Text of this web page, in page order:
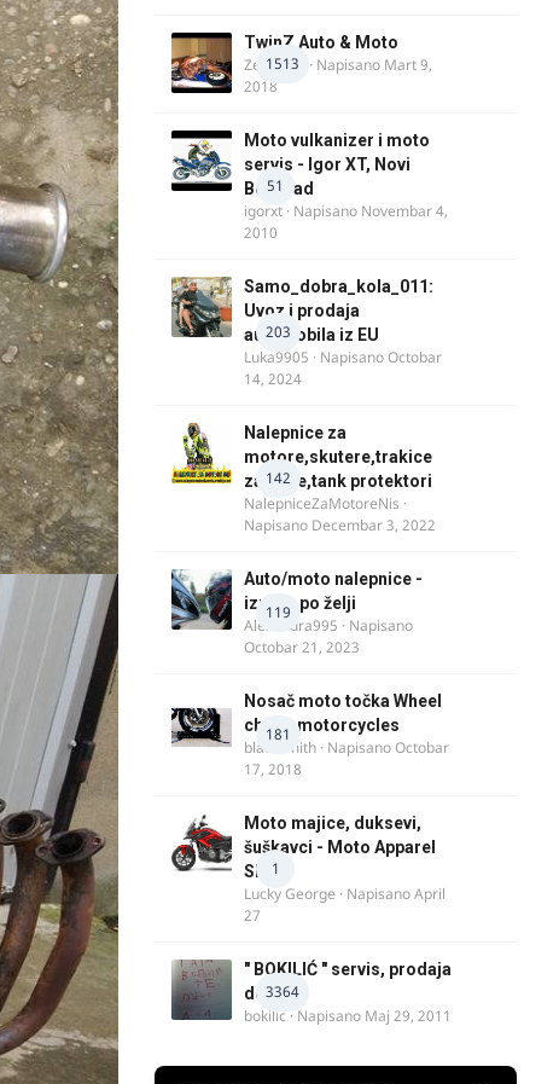
1513
TwinZ Auto & Moto
Zeljkamp · Napisano Mart 9,
2018
51
Moto vulkanizer i moto
servis - Igor XT, Novi
Beograd
igorxt · Napisano Novembar 4,
2010
203
Samo_dobra_kola_011:
Uvoz i prodaja
automobila iz EU
Luka9905 · NapisanoOctobar
14, 2024
142
Nalepnice za
motore,skutere,trakice
za felne,tank protektori
NalepniceZaMotoreNis ·
Napisano Decembar 3, 2022
119
Auto/moto nalepnice -
izrada po želji
Alexandra995 · Napisano
Octobar 21, 2023
181
Nosač moto točka Wheel
chock motorcycles
blacksmith · NapisanoOctobar
17, 2018
1
Moto majice, duksevi,
šuškavci - Moto Apparel
SRB
Lucky George · NapisanoApril
27
3364
" BOKILIĆ " servis, prodaja
delova
bokilic · Napisano Maj 29, 2011